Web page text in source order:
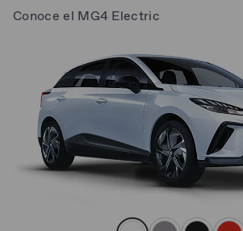
Conoce el MG4 Electric